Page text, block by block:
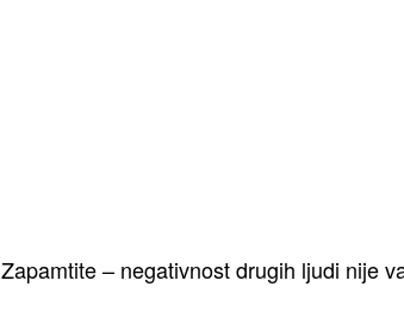
Zapamtite – negativnost drugih ljudi nije